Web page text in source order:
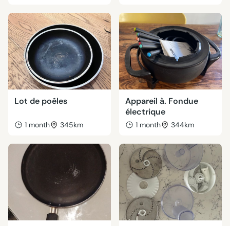
Lot de poêles
1 month 345km
Appareil à. Fondue
électrique
1 month 344km